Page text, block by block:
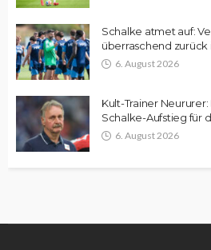
Schalke atmet auf:
überraschend zurück
6. August 2026
Kult-Trainer
Schalke-Aufstieg für
6. August 2026